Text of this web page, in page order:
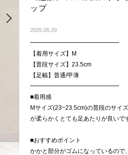
ップ
2025.05.29
━━━━━━━━━━━━━━━
【着用サイズ】M
【普段サイズ】23.5cm
【足幅】普通/甲薄
━━━━━━━━━━━━━━━
■着用感
Mサイズ(23~23.5cm)の普段のサイ
が柔らかくとても足あたりが良いで
■おすすめポイント
かかと部分がゴムになっているので